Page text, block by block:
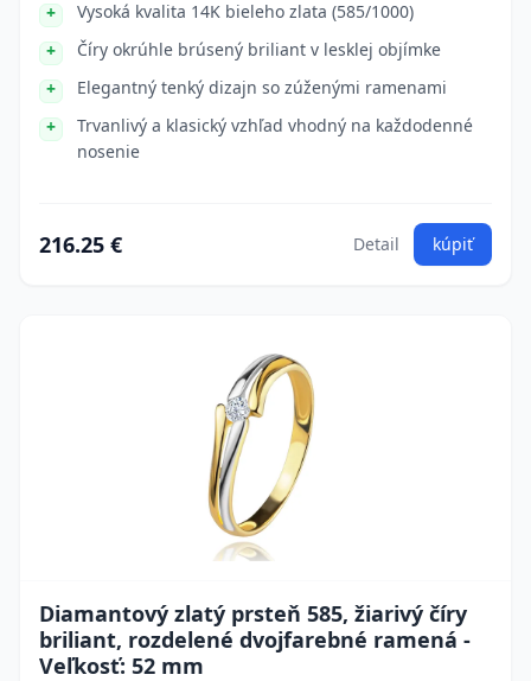
Vysoká kvalita 14K bieleho zlata (585/1000)
Číry okrúhle brúsený briliant v lesklej objímke
Elegantný tenký dizajn so zúženými ramenami
Trvanlivý a klasický vzhľad vhodný na každodenné
nosenie
216.25 € Detail kúpiť
Diamantový zlatý prsteň 585, žiarivý číry
briliant, rozdelené dvojfarebné ramená -
Veľkosť: 52 mm